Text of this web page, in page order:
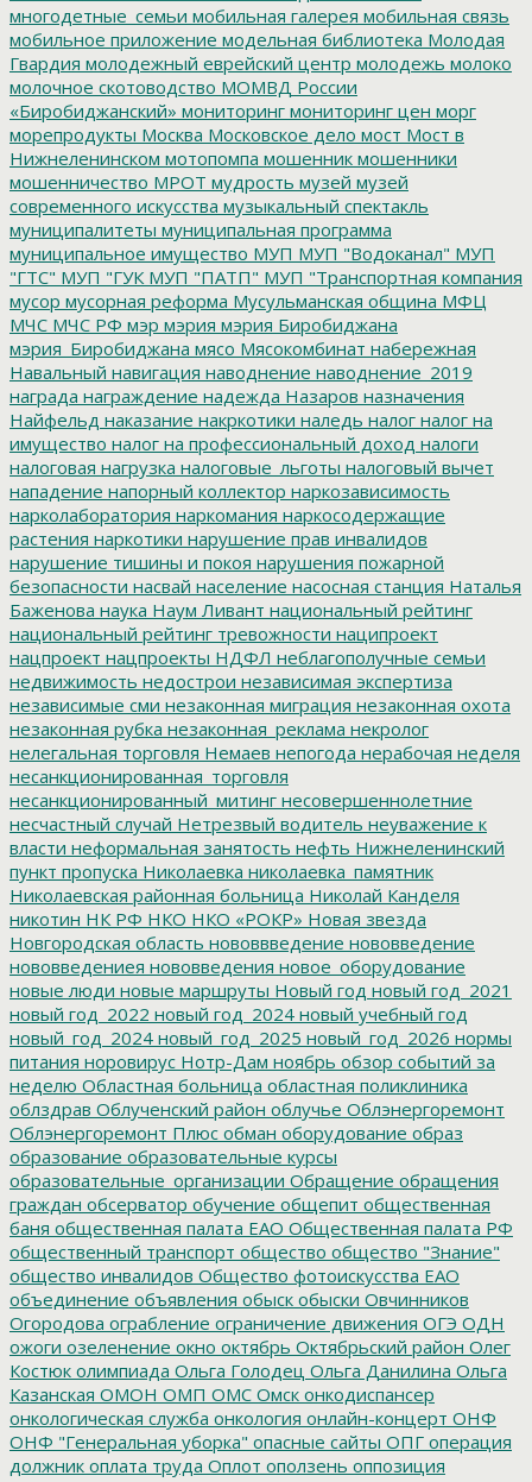
многодетные_семьи мобильная галерея мобильная связь
мобильное приложение модельная библиотека Молодая
Гвардия молодежный еврейский центр молодежь молоко
молочное скотоводство МОМВД России
«Биробиджанский» мониторинг мониторинг цен морг
морепродукты Москва Московское дело мост Мост в
Нижнеленинском мотопомпа мошенник мошенники
мошенничество МРОТ мудрость музей музей
современного искусства музыкальный спектакль
муниципалитеты муниципальная программа
муниципальное имущество МУП МУП "Водоканал" МУП
"ГТС" МУП "ГУК МУП "ПАТП" МУП "Транспортная компания
мусор мусорная реформа Мусульманская община МФЦ
МЧС МЧС РФ мэр мэрия мэрия Биробиджана
мэрия_Биробиджана мясо Мясокомбинат набережная
Навальный навигация наводнение наводнение_2019
награда награждение надежда Назаров назначения
Найфельд наказание накркотики наледь налог налог на
имущество налог на профессиональный доход налоги
налоговая нагрузка налоговые_льготы налоговый вычет
нападение напорный коллектор наркозависимость
нарколаборатория наркомания наркосодержащие
растения наркотики нарушение прав инвалидов
нарушение тишины и покоя нарушения пожарной
безопасности насвай население насосная станция Наталья
Баженова наука Наум Ливант национальный рейтинг
национальный рейтинг тревожности наципроект
нацпроект нацпроекты НДФЛ неблагополучные семьи
недвижимость недострои независимая экспертиза
независимые сми незаконная миграция незаконная охота
незаконная рубка незаконная_реклама некролог
нелегальная торговля Немаев непогода нерабочая неделя
несанкционированная_торговля
несанкционированный_митинг несовершеннолетние
несчастный случай Нетрезвый водитель неуважение к
власти неформальная занятость нефть Нижнеленинский
пункт пропуска Николаевка николаевка_памятник
Николаевская районная больница Николай Канделя
никотин НК РФ НКО НКО «РОКР» Новая звезда
Новгородская область нововвведение нововведение
нововведениея нововведения новое_оборудование
новые люди новые маршруты Новый год новый год_2021
новый год_2022 новый год_2024 новый учебный год
новый_год_2024 новый_год_2025 новый_год_2026 нормы
питания норовирус Нотр-Дам ноябрь обзор событий за
неделю Областная больница областная поликлиника
облздрав Облученский район облучье Облэнергоремонт
Облэнергоремонт Плюс обман оборудование образ
образование образовательные курсы
образовательные_организации Обращение обращения
граждан обсерватор обучение общепит общественная
баня общественная палата ЕАО Общественная палата РФ
общественный транспорт общество общество "Знание"
общество инвалидов Общество фотоискусства ЕАО
объединение объявления обыск обыски Овчинников
Огородова ограбление ограничение движения ОГЭ ОДН
ожоги озеленение окно октябрь Октябрьский район Олег
Костюк олимпиада Ольга Голодец Ольга Данилина Ольга
Казанская ОМОН ОМП ОМС Омск онкодиспансер
онкологическая служба онкология онлайн-концерт ОНФ
ОНФ "Генеральная уборка" опасные сайты ОПГ операция
должник оплата труда Оплот оползень оппозиция